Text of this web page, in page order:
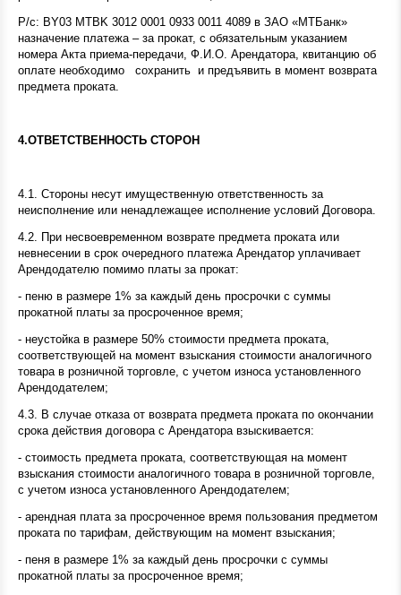
Р/с: BY03 MTBK 3012 0001 0933 0011 4089 в ЗАО «МТБанк»
назначение платежа – за прокат, с обязательным указанием
номера Акта приема-передачи, Ф.И.О. Арендатора, квитанцию об
оплате необходимо
сохранить и предъявить в момент возврата
предмета проката.
4.ОТВЕТСТВЕННОСТЬ СТОРОН
4.1. Стороны несут имущественную ответственность за
неисполнение или ненадлежащее исполнение условий Договора.
4.2. При несвоевременном возврате предмета проката или
невнесении в срок очередного платежа Арендатор уплачивает
Арендодателю помимо платы за прокат:
- пеню в размере 1% за каждый день просрочки с суммы
прокатной платы за просроченное время;
- неустойка в размере 50% стоимости предмета проката,
соответствующей на момент взыскания стоимости аналогичного
товара в розничной торговле, с учетом износа установленного
Арендодателем;
4.3. В случае отказа от возврата предмета проката по окончании
срока действия договора с Арендатора взыскивается:
- стоимость предмета проката, соответствующая на момент
взыскания стоимости аналогичного товара в розничной торговле,
с учетом износа установленного Арендодателем;
- арендная плата за просроченное время пользования предметом
проката по тарифам, действующим на момент взыскания;
- пеня в размере 1% за каждый день просрочки с суммы
прокатной платы за просроченное время;